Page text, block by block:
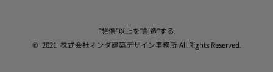
"想像"以上を"創造"する
© 2021 株式会社オンダ建築デザイン事務所 All Rights Reserved.